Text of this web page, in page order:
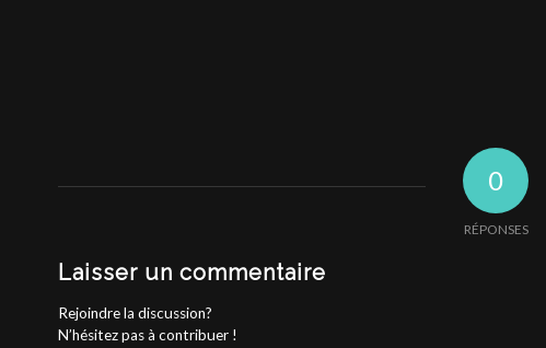
0
RÉPONSES
Laisser un commentaire
Rejoindre la discussion?
N’hésitez pas à contribuer !